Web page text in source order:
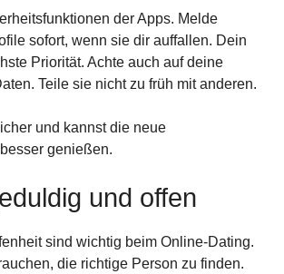
der Apps. Melde
sofort, wenn sie dir auffallen. Dein
Priorität. Achte auch auf deine
Teile sie nicht zu früh mit anderen.
und kannst die neue
genießen.
und offen
sind wichtig beim Online-Dating.
die richtige Person zu finden.